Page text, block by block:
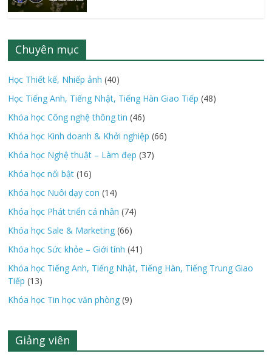
Chuyên mục
Học Thiết kế, Nhiếp ảnh (40)
Học Tiếng Anh, Tiếng Nhật, Tiếng Hàn Giao Tiếp (48)
Khóa học Công nghệ thông tin (46)
Khóa học Kinh doanh & Khởi nghiệp (66)
Khóa học Nghệ thuật – Làm đẹp (37)
Khóa học nổi bật (16)
Khóa học Nuôi dạy con (14)
Khóa học Phát triển cá nhân (74)
Khóa học Sale & Marketing (66)
Khóa học Sức khỏe – Giới tính (41)
Khóa học Tiếng Anh, Tiếng Nhật, Tiếng Hàn, Tiếng Trung Giao
Tiếp (13)
Khóa học Tin học văn phòng (9)
Giảng viên